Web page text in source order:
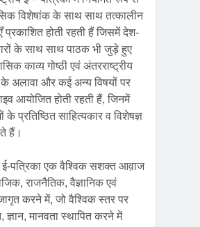
विशेषांक के साथ साथ तत्कालीन
प्रकाशित होती रहती हैं जिसमें देश-
के साथ साथ पाठक भी जुड़े हुए
काव्य गोष्ठी एवं अंतरराष्ट्रीय
के अलावा और कई अन्य विषयों पर
आयोजित होती रहती हैं, जिनमें
के प्रतिष्ठित साहित्यकार व विशेषज्ञ
हैं।
ई-पत्रिका एक वैश्विक सशक्त आव़ाज
राजनैतिक, वैज्ञानिक एवं
करने में, जो वैश्विक स्तर पर
मानवता स्थापित करने में